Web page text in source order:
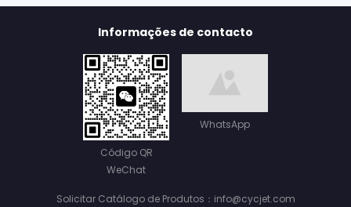
Informações de contacto
Código QR
WeChat
WhatsApp
Solicitar Catálogo de Produtos：info@cycjet.com